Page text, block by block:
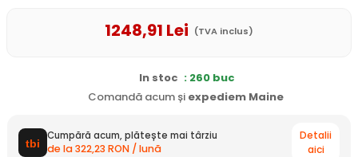
1248,91 Lei (TVA inclus)
In stoc : 260 buc
Comandă acum și expediem Maine
Cumpără acum, plătește mai târziu
de la 322,23 RON / lună
Detalii
aici